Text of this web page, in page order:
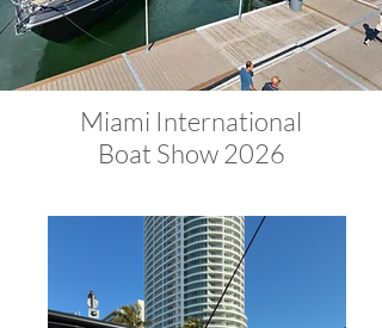
Miami International
Boat Show 2026